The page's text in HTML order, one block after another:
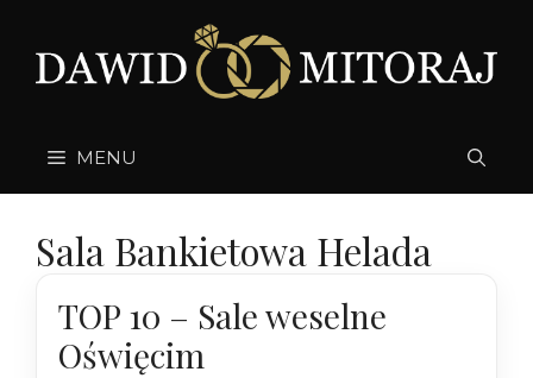
MENU
Sala Bankietowa Helada
TOP 10 – Sale weselne
Oświęcim